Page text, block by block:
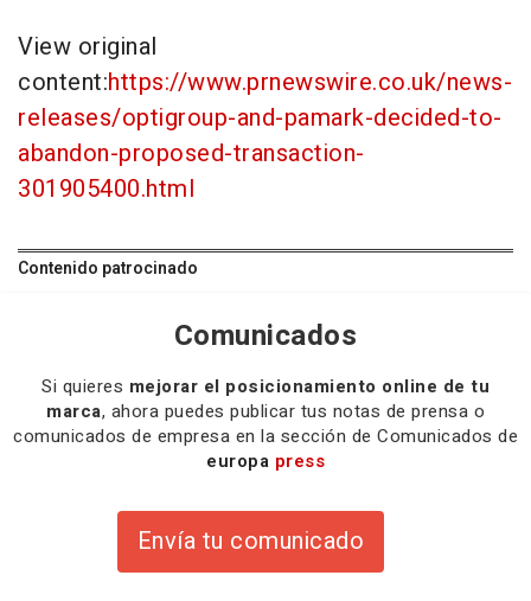
View original
content:https://www.prnewswire.co.uk/news-
releases/optigroup-and-pamark-decided-to-
abandon-proposed-transaction-
301905400.html
Contenido patrocinado
Comunicados
Si quieres mejorar el posicionamiento online de tu
marca, ahora puedes publicar tus notas de prensa o
comunicados de empresa en la sección de Comunicados de
europa press
Envía tu comunicado